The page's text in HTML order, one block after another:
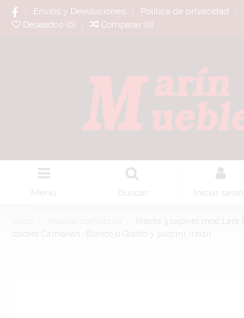
Envíos y Devoluciones Política de privacidad
Deseados (0) Comparar (0)
Menu Buscar Iniciar sesión
colores Cambrian -Blanco ò Grafito y puccini -textil